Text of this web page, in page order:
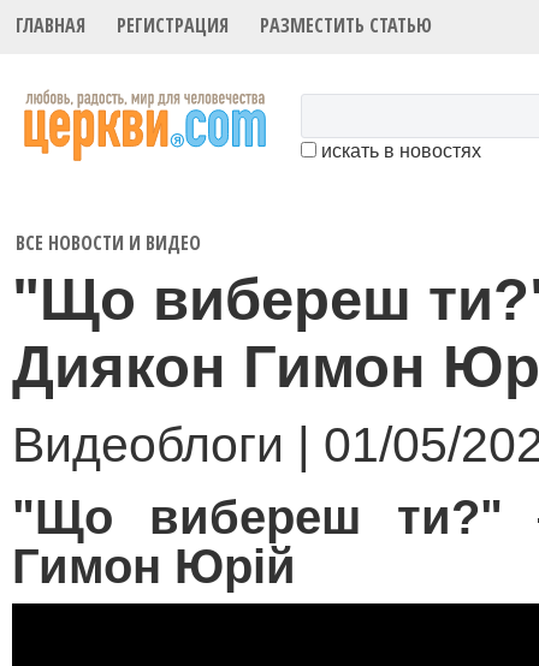
ГЛАВНАЯ РЕГИСТРАЦИЯ РАЗМЕСТИТЬ СТАТЬЮ
искать в новостях
ВСЕ НОВОСТИ И ВИДЕО
"Що вибереш
Диякон Гимон
Видеоблоги | 01/05/
"Що вибереш ти?"
Гимон Юрій